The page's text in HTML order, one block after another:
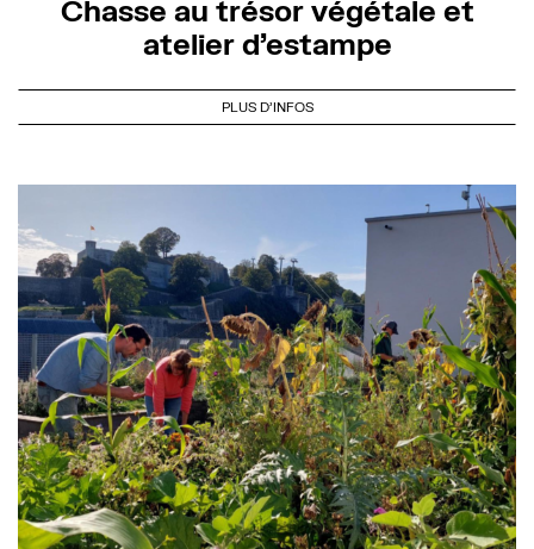
Chasse au trésor végétale et
atelier d’estampe
PLUS D'INFOS